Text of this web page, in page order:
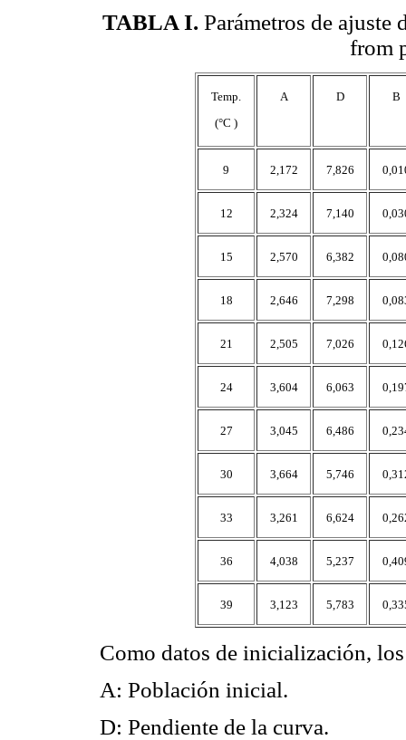
TABLA I. Parámetros de
from
Temp.
(°C )
A D B
9 2,172 7,826
12 2,324 7,140
15 2,570 6,382
18 2,646 7,298
21 2,505 7,026
24 3,604 6,063
27 3,045 6,486
30 3,664 5,746
33 3,261 6,624
36 4,038 5,237
39 3,123 5,783
Como datos de inicialización,
A: Población inicial.
D: Pendiente de la curva.